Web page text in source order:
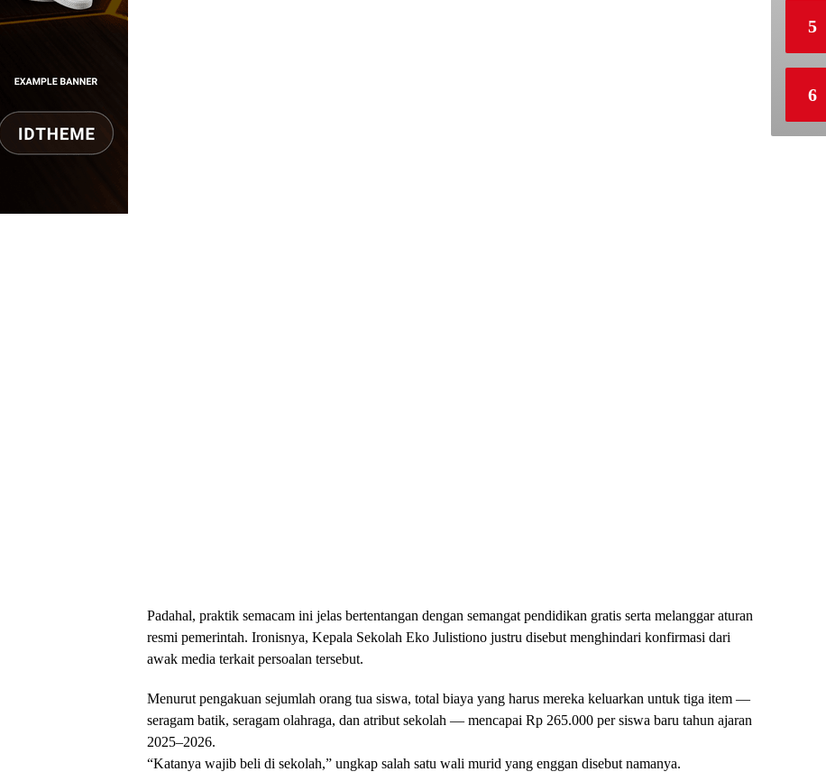
Padahal, praktik semacam ini jelas bertentangan dengan semangat pendidikan gratis serta melanggar aturan
resmi pemerintah. Ironisnya, Kepala Sekolah Eko Julistiono justru disebut menghindari konfirmasi dari
awak media terkait persoalan tersebut.
Menurut pengakuan sejumlah orang tua siswa, total biaya yang harus mereka keluarkan untuk tiga item —
seragam batik, seragam olahraga, dan atribut sekolah — mencapai Rp 265.000 per siswa baru tahun ajaran
2025–2026.
“Katanya wajib beli di sekolah,” ungkap salah satu wali murid yang enggan disebut namanya.
5
6